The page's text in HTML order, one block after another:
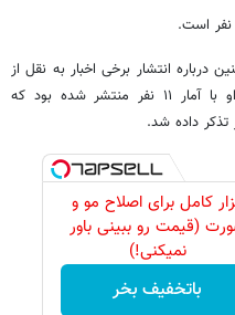
انتشار برخی اخبار به نقل از
خود افزود: در مقطعی خبری به نقل از او با آمار ۱۱ نفر منتشر شده بود که
تذکر داده شد.
کامل برای اصلاح مو و
(قیمت رو ببینی باور
نمیکنی!)
باتخفیف بخر